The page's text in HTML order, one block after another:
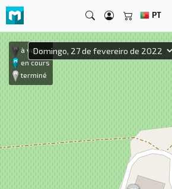
PT
à venir
en cours
terminé